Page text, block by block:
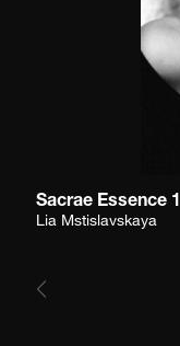
Sacrae Essence 1
Lia Mstislavskaya